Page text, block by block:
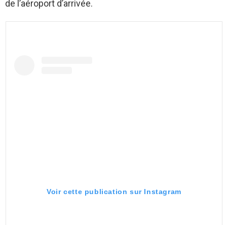
de l’aéroport d’arrivée.
Voir cette publication sur Instagram